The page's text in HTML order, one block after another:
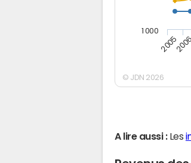
2005
1 000
© JDN 2026
A lire aussi :Les